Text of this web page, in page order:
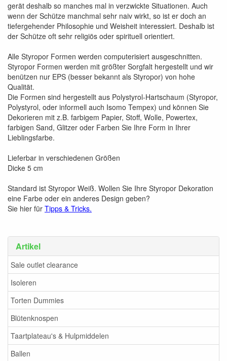
Artikel
Sale outlet clearance
Isoleren
Torten Dummies
Blütenknospen
Taartplateau's & Hulpmiddelen
Ballen
gerät deshalb so manches mal in verzwickte Situationen. Auch
wenn der Schütze manchmal sehr naiv wirkt, so ist er doch an
tiefergehender Philosophie und Weisheit interessiert. Deshalb ist
der Schütze oft sehr religiös oder spirituell orientiert.
Alle Styropor Formen werden computerisiert ausgeschnitten.
Styropor Formen werden mit größter Sorgfalt hergestellt und wir
benützen nur EPS (besser bekannt als Styropor) von hohe
Qualität.
Die Formen sind hergestellt aus Polystyrol-Hartschaum (Styropor,
Polystyrol, oder informell auch Isomo Tempex) und können Sie
Dekorieren mit z.B. farbigem Papier, Stoff, Wolle, Powertex,
farbigen Sand, Glitzer oder Farben Sie Ihre Form in Ihrer
Lieblingsfarbe.
Lieferbar in verschiedenen Größen
Dicke 5 cm
Standard ist Styropor Weiß. Wollen Sie Ihre Styropor Dekoration
eine Farbe oder ein anderes Design geben?
Sie hier für Tipps & Tricks.